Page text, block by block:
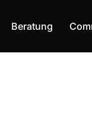
Beratung